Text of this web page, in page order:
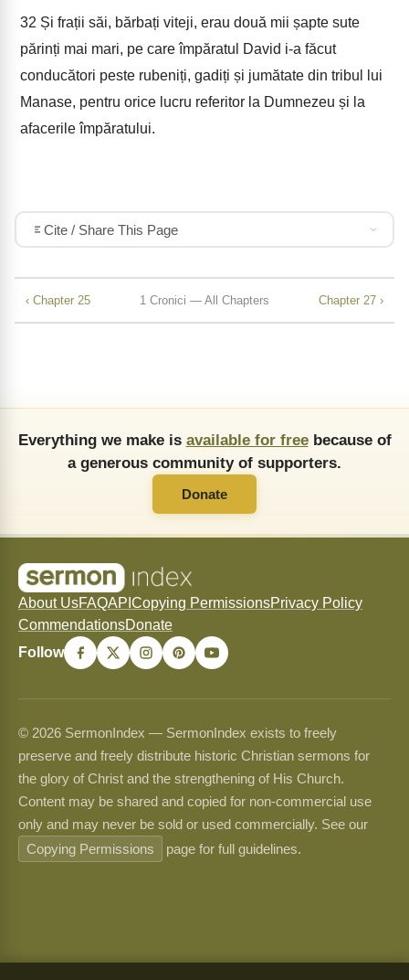
32 Și frații săi, bărbați viteji, erau două mii șapte sute
părinți mai mari, pe care împăratul David i-a făcut
conducători peste rubeniți, gadiți și jumătate din tribul lui
Manase, pentru orice lucru referitor la Dumnezeu și la
afacerile împăratului.
Cite / Share This Page
‹ Chapter 25 1 Cronici — All Chapters Chapter 27 ›
Everything we make is available for freebecause of
a generous community of supporters.
Donate
About UsFAQAPI Copying PermissionsPrivacy Policy
CommendationsDonate
Follow
© 2026 SermonIndex — SermonIndex exists to freely
preserve and freely distribute historic Christian sermons for
the glory of Christ and the strengthening of His Church.
Content may be shared and copied for non-commercial use
only and may never be sold or used commercially. See our
Copying Permissions
page for full guidelines.